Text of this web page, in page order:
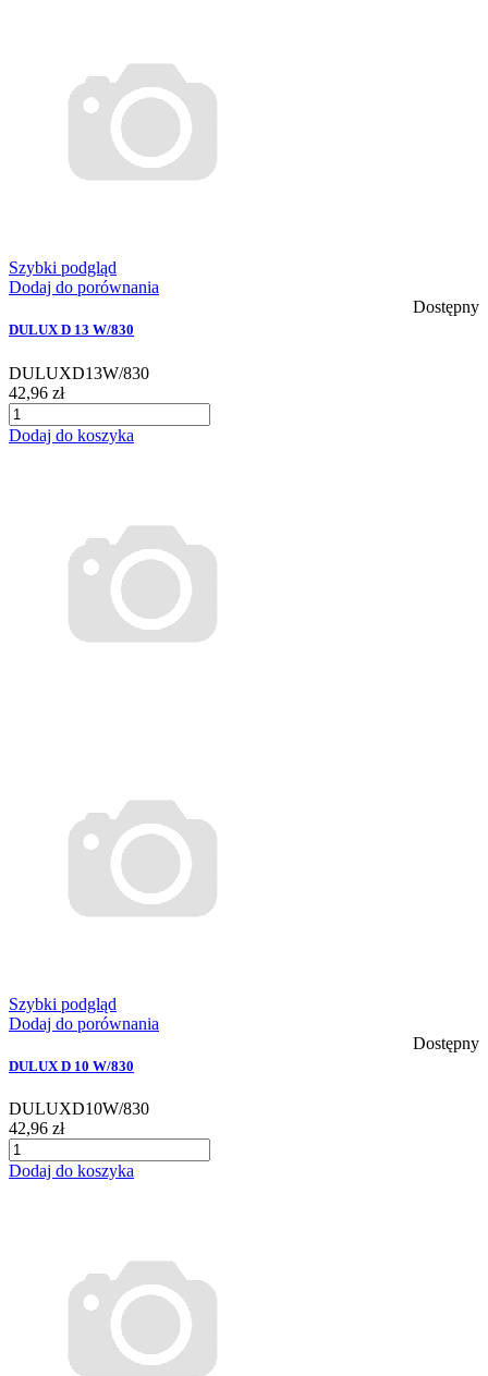
Szybki podgląd
Dodaj do porównania
Dostępny
DULUX D 13 W/830
DULUXD13W/830
42,96 zł
Dodaj do koszyka
Szybki podgląd
Dodaj do porównania
Dostępny
DULUX D 10 W/830
DULUXD10W/830
42,96 zł
Dodaj do koszyka